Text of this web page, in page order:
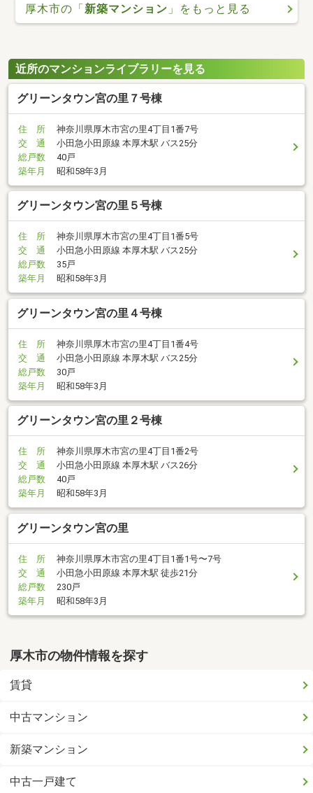
厚木市の「新築マンション 」をもっと見る
近所のマンションライブラリーを見る
グリーンタウン宮の里７号棟
住 所
神奈川県厚木市宮の里4丁目1番7号
交 通
小田急小田原線 本厚木駅 バス25分
総戸数
40戸
築年月
昭和58年3月
グリーンタウン宮の里５号棟
住 所
神奈川県厚木市宮の里4丁目1番5号
交 通
小田急小田原線 本厚木駅 バス25分
総戸数
35戸
築年月
昭和58年3月
グリーンタウン宮の里４号棟
住 所
神奈川県厚木市宮の里4丁目1番4号
交 通
小田急小田原線 本厚木駅 バス25分
総戸数
30戸
築年月
昭和58年3月
グリーンタウン宮の里２号棟
住 所
神奈川県厚木市宮の里4丁目1番2号
交 通
小田急小田原線 本厚木駅 バス26分
総戸数
40戸
築年月
昭和58年3月
グリーンタウン宮の里
住 所
神奈川県厚木市宮の里4丁目1番1号〜7号
交 通
小田急小田原線 本厚木駅 徒歩21分
総戸数
230戸
築年月
昭和58年3月
厚木市の物件情報を探す
賃貸
中古マンション
新築マンション
中古一戸建て